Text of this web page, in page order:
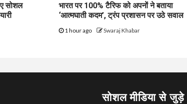
सोशल
भारत पर 100% टैरिफ को अपनों ने बताया
‘आत्मघाती कदम’, ट्रंप प्रशासन पर उठे सवाल
1 hour ago Swaraj Khabar
सोशल मीडिया से जुड़े